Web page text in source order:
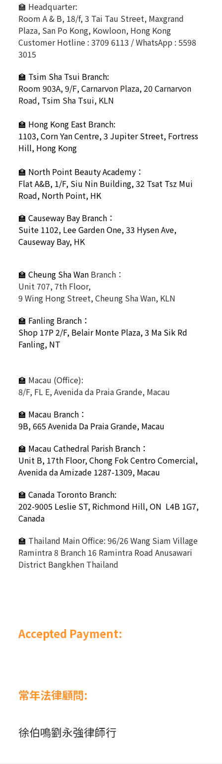
🏫 Headquarter:
Room A & B, 18/f, 3 Tai Tau Street, Maxgrand
Plaza, San Po Kong, Kowloon, Hong Kong
Customer Hotline : 3709 6113 / WhatsApp : 5598
3015
🏫 Tsim Sha Tsui Branch:
Room 903A, 9/F, Carnarvon Plaza, 20 Carnarvon
Road, Tsim Sha Tsui, KLN
🏫 Hong Kong East Branch:
1103, Corn Yan Centre, 3 Jupiter Street, Fortress
Hill, Hong Kong
🏫 North Point Beauty Academy：
Flat A&B, 1/F, Siu Nin Building, 32 Tsat Tsz Mui
Road, North Point, HK
🏫 Causeway Bay Branch：
Suite 1102, Lee Garden One, 33 Hysen Ave,
Causeway Bay, HK
🏫 Cheung Sha Wan Branch：
Unit 707, 7th Floor,
9 Wing Hong Street, Cheung Sha Wan, KLN
🏫 Fanling Branch ：
Shop 17P 2/F, Belair Monte Plaza, 3 Ma Sik Rd
Fanling, NT
🏫 Macau (Office):
8/F, FL E, Avenida da Praia Grande, Macau
🏫 Macau Branch：
9B, 665 Avenida Da Praia Grande, Macau
🏫 Macau Cathedral Parish Branch：
Unit B, 17th Floor, Chong Fok Centro Comercial,
Avenida da Amizade 1287-1309, Macau
🏫 Canada Toronto Branch:
202-9005 Leslie ST, Richmond Hill, ON L4B 1G7,
Canada
🏫 Thailand Main Office: 96/26 Wang Siam Village
Ramintra 8 Branch 16 Ramintra Road Anusawari
District Bangkhen Thailand
Accepted Payment:
常年法律顧問:
徐伯鳴劉永強律師行